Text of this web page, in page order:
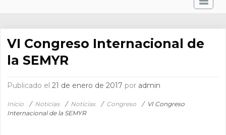
VI Congreso Internacional de
la SEMYR
Publicado el21 de enero de 2017 por admin
Inicio / Noticias / Noticias / Congreso / VI Congreso
Internacional de la SEMYR